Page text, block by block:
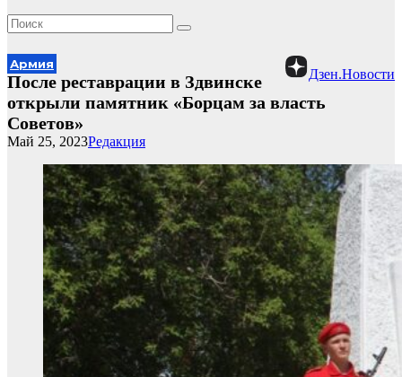
Дзен.Новости
Армия
После реставрации в Здвинске
открыли памятник «Борцам за власть
Советов»
Редакция
Май 25, 2023